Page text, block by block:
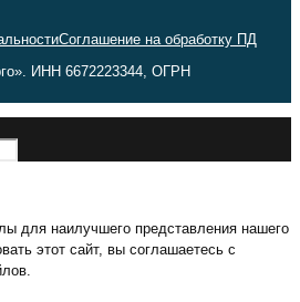
Соглашение на обработку ПД
ИНН 6672223344, ОГРН
для наилучшего представления нашего
этот сайт, вы соглашаетесь с